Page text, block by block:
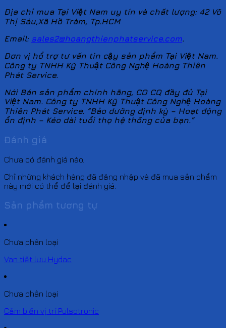
Địa chỉ mua Tại Việt Nam uy tín và chất lượng: 42 Võ
Thị Sáu,Xã Hồ Tràm, Tp.HCM
Email: sales2@hoangthienphatservice.com.
Đơn vị hổ trợ tư vấn tin cậy sản phẩm Tại Việt Nam.
Công ty TNHH Kỹ Thuật Công Nghệ Hoàng Thiên
PhátService.
Nới Bán sản phẩm chính hãng, CO CQ đầy đủ Tại
Việt Nam. Công ty TNHH Kỹ Thuật Công Nghệ Hoàng
Thiên PhátService. “Bảo dưỡng định kỳ – Hoạt động
ổn định – Kéo dài tuổi thọ hệ thống của bạn.”
Đánh giá
Chưa có đánh giá nào.
Chỉ những khách hàng đã đăng nhập và đã mua sản phẩm
này mới có thể để lại đánh giá.
Sản phẩm tương tự
Chưa phân loại
Van tiết lưu Hydac
Chưa phân loại
Cảm biến vị trí Pulsotronic